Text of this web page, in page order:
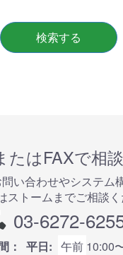
検索する
たはFAXで相
い合わせやシステム
ストームまでご相談く
03-6272-
： 平日: 午前 10:00